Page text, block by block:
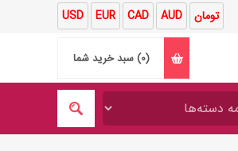
USD EUR CAD AUD تومان
(0) سبد خرید شما